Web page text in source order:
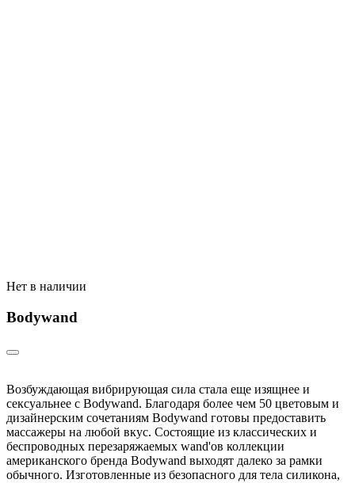
Нет в наличии
Bodywand
Возбуждающая вибрирующая сила стала еще изящнее и
сексуальнее с Bodywand. Благодаря более чем 50 цветовым и
дизайнерским сочетаниям Bodywand готовы предоставить
массажеры на любой вкус. Состоящие из классических и
беспроводных перезаряжаемых wand'ов коллекции
американского бренда Bodywand выходят далеко за рамки
обычного. Изготовленные из безопасного для тела силикона,